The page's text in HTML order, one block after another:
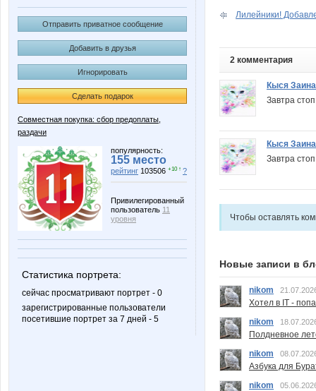
Отправить приватное сообщение
Добавить в друзья
Игнорировать
Сделать подарок
Совместная покупка: сбор предоплаты,
раздачи
популярность:
155 место
рейтинг 103506 +10 ↑ ?
Привилегированный
пользователь 11
уровня
Статистика портрета:
сейчас просматривают портрет - 0
зарегистрированные пользователи
посетившие портрет за 7 дней - 5
Лилейники!
2 комментария
Кыся Заина
Завтра
Кыся Заина
Завтра
Чтобы оставлять
Новые записи в
nikom
Хотел в IT -
nikom
Полдневное
nikom
Азбука для
nikom